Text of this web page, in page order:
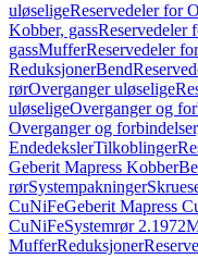
uløseligeReservedeler for
Kobber, gassReservedeler
gassMufferReservedeler
ReduksjonerBend
rørOverganger uløselige
uløseligeOverganger og
Overganger og
EndedekslerTilkoblinger
Geberit Mapress Kobber
rørSystempakninger
CuNiFeGeberit Mapress
CuNiFeSystemrør 2.1972
MufferReduksjoner